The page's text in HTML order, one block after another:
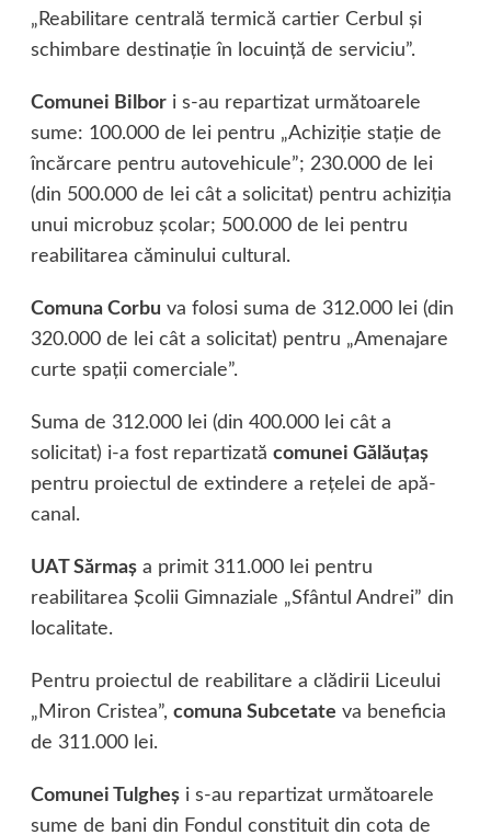
„Reabilitare centrală termică cartier Cerbul şi
schimbare destinaţie în locuinţă de serviciu”.
Comunei Bilbori s-au repartizat următoarele
sume: 100.000 de lei pentru „Achiziţie staţie de
încărcare pentru autovehicule”; 230.000 de lei
(din 500.000 de lei cât a solicitat) pentru achiziţia
unui microbuz şcolar; 500.000 de lei pentru
reabilitarea căminului cultural.
Comuna Corbu va folosi suma de 312.000 lei (din
320.000 de lei cât a solicitat) pentru „Amenajare
curte spaţii comerciale”.
Suma de 312.000 lei (din 400.000 lei cât a
solicitat) i-a fost repartizată comunei Gălăuţaş
pentru proiectul de extindere a reţelei de apă-
canal.
UAT Sărmaşa primit 311.000 lei pentru
reabilitarea Şcolii Gimnaziale „Sfântul Andrei” din
localitate.
Pentru proiectul de reabilitare a clădirii Liceului
„Miron Cristea”, comuna Subcetate va beneficia
de 311.000 lei.
Comunei Tulgheşi s-au repartizat următoarele
sume de bani din Fondul constituit din cota de